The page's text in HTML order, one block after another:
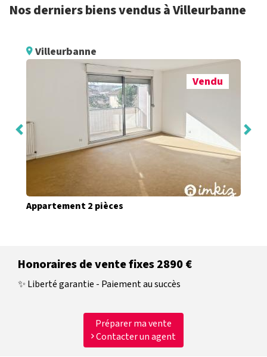
Nos derniers biens vendus à Villeurbanne
Villeurbanne
Vendu
Appartement 2 pièces
Honoraires de vente fixes 2890 €
✨ Liberté garantie - Paiement au succès
Préparer ma vente
Contacter un agent